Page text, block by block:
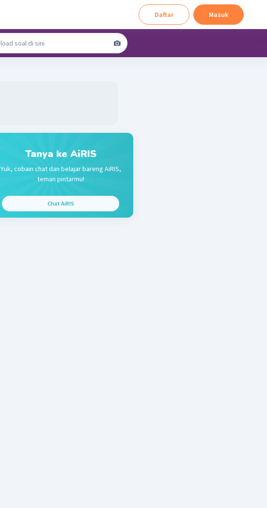
Daftar Masuk
Tanya ke AiRIS
Yuk, cobain chat dan belajar bareng AiRIS,
teman pintarmu!
Chat AiRIS